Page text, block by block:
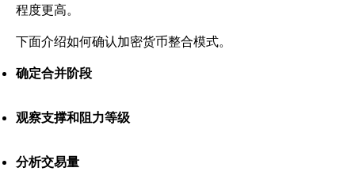
程度更高。
下面介绍如何确认加密货币整合模式。
确定合并阶段
观察支撑和阻力等级
分析交易量